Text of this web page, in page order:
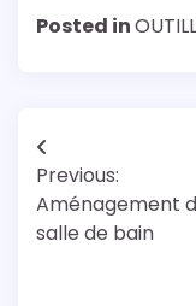
Posted in
Navigation
de
l’article
Previous:
Aménagement
salle de bain